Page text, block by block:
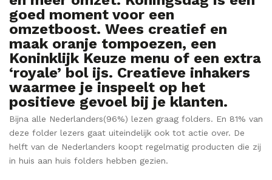
goed moment voor een
omzetboost. Wees creatief en
maak oranje tompoezen, een
Koninklijk Keuze menu of een extra
‘royale’ bol ijs. Creatieve inhakers
waarmee je inspeelt op het
positieve gevoel bij je klanten.
Bijna alle Nederlanders(96%) lezen graag folders. En 81% van
deze folder lezers gaat uiteindelijk ook tot actie over. De
helft van de Nederlanders koopt regelmatig producten die zij
in huis aan huis folders hebben gezien.